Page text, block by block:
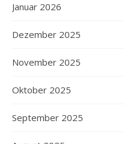
Januar 2026
Dezember 2025
November 2025
Oktober 2025
September 2025